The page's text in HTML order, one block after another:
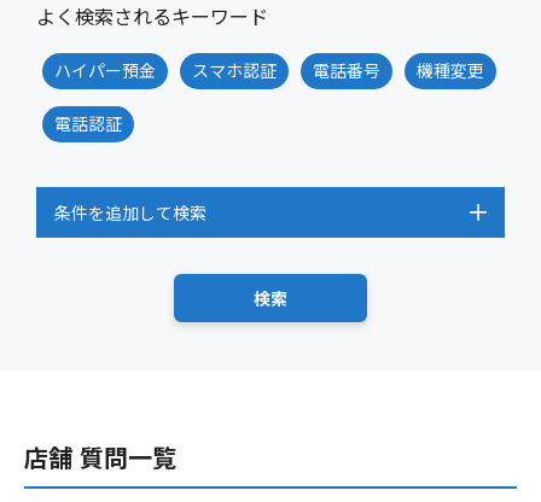
よく検索されるキーワード
ハイパー預金 スマホ認証 電話番号 機種変更
電話認証
条件を追加して検索
店舗 質問一覧